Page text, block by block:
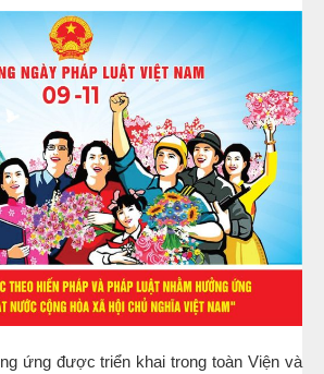
ứng được triển khai trong toàn Viện và